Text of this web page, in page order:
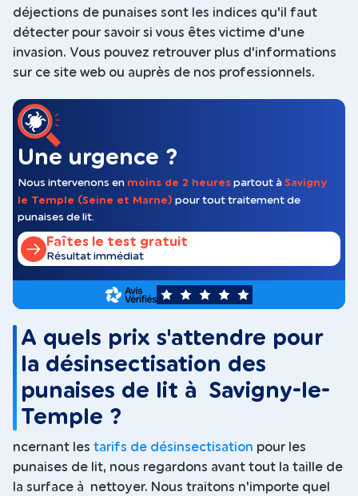
déjections de punaises sont les indices qu'il faut
détecter pour savoir si vous êtes victime d'une
invasion. Vous pouvez retrouver plus d'informations
sur ce site web ou auprès de nos professionnels.
Une urgence ?
Nous intervenons en moins de 2 heures partout à Savigny
le Temple (Seine et Marne) pour tout traitement de
punaises de lit.
Faîtes le test gratuit
Résultat immédiat
5
A quels prix s'attendre pour
la désinsectisation des
punaises de lit à Savigny-le-
Temple ?
ncernant les tarifs de désinsectisation pour les
punaises de lit, nous regardons avant tout la taille de
la surface à nettoyer. Nous traitons n'importe quel